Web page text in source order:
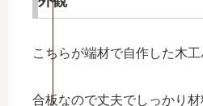
こちらが端材で自作した木工
合板なので丈夫でしっかり材